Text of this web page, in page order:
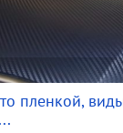
пленкой,